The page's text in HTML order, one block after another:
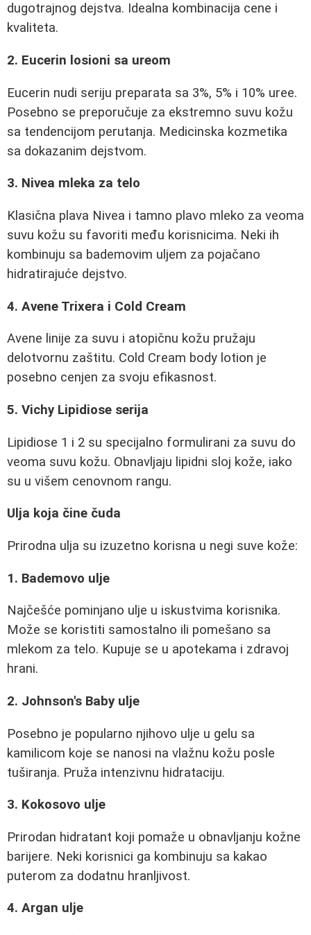
dugotrajnog dejstva. Idealna kombinacija cene i
kvaliteta.
2. Eucerin losioni sa ureom
Eucerin nudi seriju preparata sa 3%, 5% i 10% uree.
Posebno se preporučuje za ekstremno suvu kožu
sa tendencijom perutanja. Medicinska kozmetika
sa dokazanim dejstvom.
3. Nivea mleka za telo
Klasična plava Nivea i tamno plavo mleko za veoma
suvu kožu su favoriti među korisnicima. Neki ih
kombinuju sa bademovim uljem za pojačano
hidratirajuće dejstvo.
4. Avene Trixera i Cold Cream
Avene linije za suvu i atopičnu kožu pružaju
delotvornu zaštitu. Cold Cream body lotion je
posebno cenjen za svoju efikasnost.
5. Vichy Lipidiose serija
Lipidiose 1 i 2 su specijalno formulirani za suvu do
veoma suvu kožu. Obnavljaju lipidni sloj kože, iako
su u višem cenovnom rangu.
Ulja koja čine čuda
Prirodna ulja su izuzetno korisna u negi suve kože:
1. Bademovo ulje
Najčešće pominjano ulje u iskustvima korisnika.
Može se koristiti samostalno ili pomešano sa
mlekom za telo. Kupuje se u apotekama i zdravoj
hrani.
2. Johnson's Baby ulje
Posebno je popularno njihovo ulje u gelu sa
kamilicom koje se nanosi na vlažnu kožu posle
tuširanja. Pruža intenzivnu hidrataciju.
3. Kokosovo ulje
Prirodan hidratant koji pomaže u obnavljanju kožne
barijere. Neki korisnici ga kombinuju sa kakao
puterom za dodatnu hranljivost.
4. Argan ulje